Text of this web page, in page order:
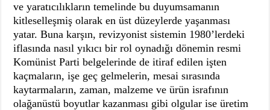
ve yaratıcılıkların temelinde bu duyumsamanın
kitleselleşmiş olarak en üst düzeylerde yaşanması
yatar. Buna karşın, revizyonist sistemin 1980’lerdeki
iflasında nasıl yıkıcı bir rol oynadığı dönemin resmi
Komünist Parti belgelerinde de itiraf edilen işten
kaçmaların, işe geç gelmelerin, mesai sırasında
kaytarmaların, zaman, malzeme ve ürün israfının
olağanüstü boyutlar kazanması gibi olgular ise üretim